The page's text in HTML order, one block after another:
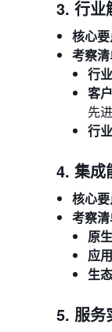
3. 行业
核心
考察
行
客
先
行
4. 集成
核心
考察
原
应
生
5. 服务